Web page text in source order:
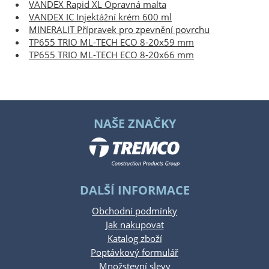
VANDEX Rapid XL Opravná malta
VANDEX IC Injektážní krém 600 ml
MINERALIT Přípravek pro zpevnění povrchu
TP655 TRIO ML-TECH ECO 8-20x59 mm
TP655 TRIO ML-TECH ECO 8-20x66 mm
NAŠE ZNAČKY
DALŠÍ INFORMACE
Obchodní podmínky
Jak nakupovat
Katalog zboží
Poptávkový formulář
Množstevní slevy